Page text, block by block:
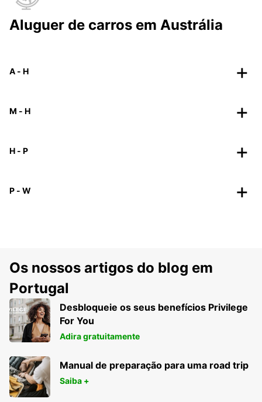
Aluguer de carros em Austrália
A - H
M - H
H - P
P - W
Os nossos artigos do blog em
Portugal
Desbloqueie os seus benefícios Privilege
For You
Adira gratuitamente
Manual de preparação para uma road trip
Saiba +